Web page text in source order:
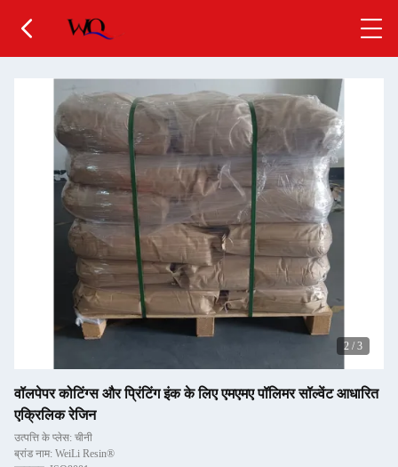
2 / 3
वॉलपेपर कोटिंग्स और प्रिंटिंग इंक के लिए एमएमए पॉलिमर सॉल्वेंट आधारित
एक्रिलिक रेजिन
उत्पत्ति के प्लेस: चीनी
ब्रांड नाम: WeiLi Resin®